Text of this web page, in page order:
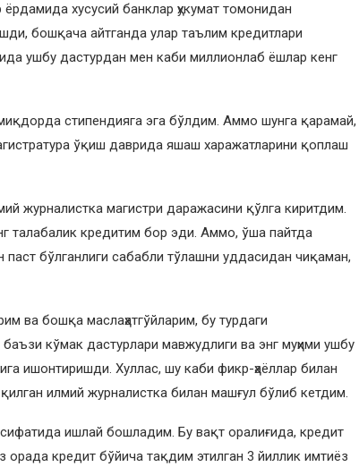
хусусий банклар ҳукумат томонидан
бошқача айтганда улар таълим кредитлари
ушбу дастурдан мен каби миллионлаб ёшлар кенг
стипендияга эга бўлдим. Аммо шунга қарамай,
ўқиш даврида яшаш харажатларини қоплаш
журналистка магистри даражасини қўлга киритдим.
талабалик кредитим бор эди. Аммо, ўша пайтда
бўлганлиги сабабли тўлашни уддасидан чиқаман,
ва бошқа маслаҳатгўйларим, бу турдаги
кўмак дастурлари мавжудлиги ва энг муҳими ушбу
ишонтиришди. Хуллас, шу каби фикр-ҳаёллар билан
илмий журналистка билан машғул бўлиб кетдим.
ишлай бошладим. Бу вақт оралиғида, кредит
кредит бўйича тақдим этилган 3 йиллик имтиёз